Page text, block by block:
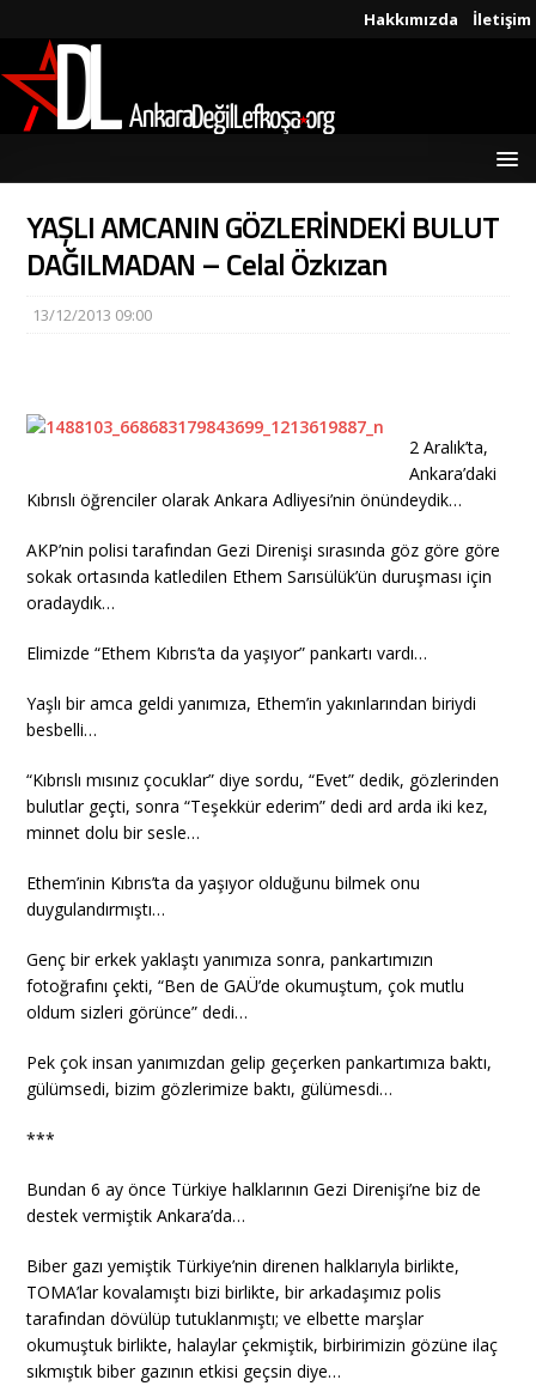
Hakkımızda İletişim
YAŞLI AMCANIN GÖZLERİNDEKİ BULUT
DAĞILMADAN – Celal Özkızan
13/12/2013 09:00
2 Aralık’ta,
Ankara’daki
Kıbrıslı öğrenciler olarak Ankara Adliyesi’nin önündeydik…
AKP’nin polisi tarafından Gezi Direnişi sırasında göz göre göre
sokak ortasında katledilen Ethem Sarısülük’ün duruşması için
oradaydık…
Elimizde “Ethem Kıbrıs’ta da yaşıyor” pankartı vardı…
Yaşlı bir amca geldi yanımıza, Ethem’in yakınlarından biriydi
besbelli…
“Kıbrıslı mısınız çocuklar” diye sordu, “Evet” dedik, gözlerinden
bulutlar geçti, sonra “Teşekkür ederim” dedi ard arda iki kez,
minnet dolu bir sesle…
Ethem’inin Kıbrıs’ta da yaşıyor olduğunu bilmek onu
duygulandırmıştı…
Genç bir erkek yaklaştı yanımıza sonra, pankartımızın
fotoğrafını çekti, “Ben de GAÜ’de okumuştum, çok mutlu
oldum sizleri görünce” dedi…
Pek çok insan yanımızdan gelip geçerken pankartımıza baktı,
gülümsedi, bizim gözlerimize baktı, gülümesdi…
***
Bundan 6 ay önce Türkiye halklarının Gezi Direnişi’ne biz de
destek vermiştik Ankara’da…
Biber gazı yemiştik Türkiye’nin direnen halklarıyla birlikte,
TOMA’lar kovalamıştı bizi birlikte, bir arkadaşımız polis
tarafından dövülüp tutuklanmıştı; ve elbette marşlar
okumuştuk birlikte, halaylar çekmiştik, birbirimizin gözüne ilaç
sıkmıştık biber gazının etkisi geçsin diye…